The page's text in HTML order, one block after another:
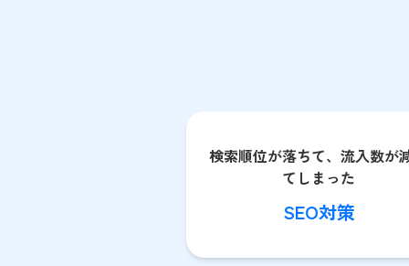
検索順位が落ちて、流入数が
てしまった
SEO対策